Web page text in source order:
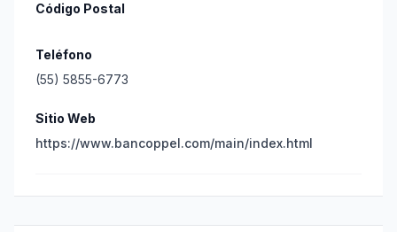
Código Postal
Teléfono
(55) 5855-6773
Sitio Web
https://www.bancoppel.com/main/index.html